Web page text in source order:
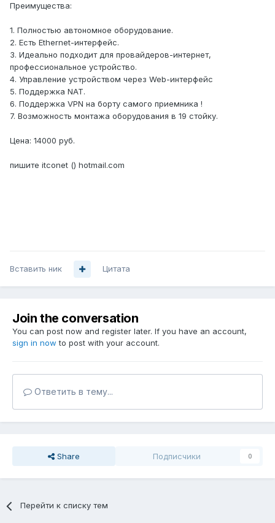
Преимущества:
1. Полностью автономное оборудование.
2. Есть Ethernet-интерфейс.
3. Идеально подходит для провайдеров-интернет,
профессиональное устройство.
4. Управление устройством через Web-интерфейс
5. Поддержка NAT.
6. Поддержка VPN на борту самого приемника !
7. Возможность монтажа оборудования в 19 стойку.
Цена: 14000 руб.
пишите itconet () hotmail.com
Вставить ник Цитата
Join the conversation
You can post now and register later. If you have an account,
sign in now to post with your account.
Ответить в тему...
Share Подписчики 0
Перейти к списку тем